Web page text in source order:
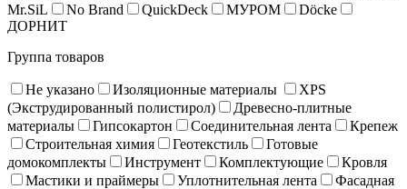
Mr.SiL
No Brand QuickDeck МУРОМ
Döcke
ДОРНИТ
Группа товаров
Не указано Изоляционные материалы
XPS
(Экструдированный полистирол)
Древесно-плитные
материалы
Гипсокартон Соединительная лента
Крепеж
Строительная химия
Геотекстиль
Готовые
домокомплекты
Инструмент Комплектующие
Кровля
Мастики и праймеры
Уплотнительная лента
Фасадная